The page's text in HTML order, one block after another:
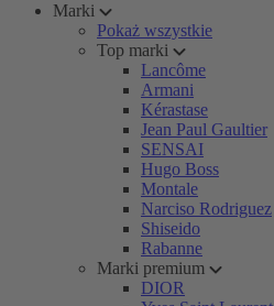
Marki
Pokaż wszystkie
Top marki
Lancôme
Armani
Kérastase
Jean Paul Gaultier
SENSAI
Hugo Boss
Montale
Narciso Rodriguez
Shiseido
Rabanne
Marki premium
DIOR